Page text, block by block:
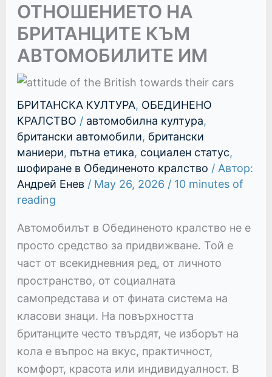
ОТНОШЕНИЕТО НА
БРИТАНЦИТЕ КЪМ
АВТОМОБИЛИТЕ ИМ
БРИТАНСКА КУЛТУРА, ОБЕДИНЕНО
КРАЛСТВО / автомобилна култура,
британски автомобили, британски
маниери, пътна етика, социален статус,
шофиране в Обединеното кралство / Автор:
Андрей Енев / May 26, 2026 / 10 minutes of
reading
Автомобилът в Обединеното кралство не е
просто средство за придвижване. Той е
част от всекидневния ред, от личното
пространство, от социалната
самопредстава и от фината система на
класови знаци. На повърхността
британците често твърдят, че изборът на
кола е въпрос на вкус, практичност,
комфорт, красота или индивидуалност. В